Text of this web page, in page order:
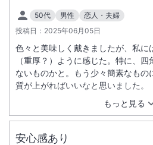
50代 男性
恋人・夫婦
投稿日： 2025年06月05日
もっと見る
色々と美味しく戴きましたが、私に
（重厚？）ように感じた。特に、
ないものかと。もう少々簡素なも
質が上がればいいなと思いました。
安心感あり